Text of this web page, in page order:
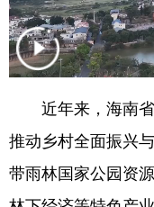
近年来，海南省
推动乡村全面振兴
带雨林国家公园资